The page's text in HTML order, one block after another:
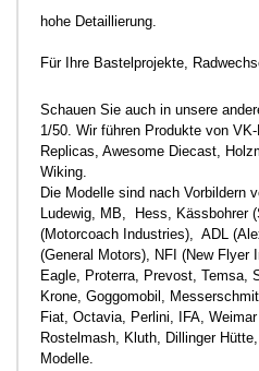
hohe Detaillierung.
Für Ihre Bastelprojekte,
Schauen Sie auch in unsere
1/50. Wir führen Produkte von
Replicas, Awesome Diecast,
Wiking.
Die Modelle sind nach Vorbildern
Ludewig, MB, Hess, Kässbohrer
(Motorcoach Industries), ADL
(General Motors), NFI (New Flyer
Eagle, Proterra, Prevost, Temsa,
Krone, Goggomobil,
Fiat, Octavia, Perlini, IFA,
Rostelmash, Kluth, Dillinger
Modelle.